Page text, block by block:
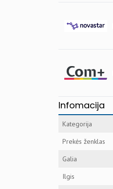
Infomacija
Kategorija
Prekės ženklas
Galia
Ilgis